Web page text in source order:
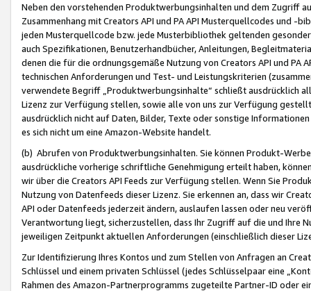
Neben den vorstehenden Produktwerbungsinhalten und dem Zugriff
Zusammenhang mit Creators API und PA API Musterquellcodes und
jeden Musterquellcode bzw. jede Musterbibliothek geltenden
auch Spezifikationen, Benutzerhandbücher, Anleitungen,
denen die für die ordnungsgemäße Nutzung von Creators API und PA
technischen Anforderungen und Test- und Leistungskriterien
verwendete Begriff „Produktwerbungsinhalte“ schließt ausdrücklich
Lizenz zur Verfügung stellen, sowie alle von uns zur Verfügung
ausdrücklich nicht auf Daten, Bilder, Texte oder sonstige
es sich nicht um eine Amazon-Website handelt.
(b) Abrufen von Produktwerbungsinhalten. Sie können Produkt-
ausdrückliche vorherige schriftliche Genehmigung erteilt haben,
wir über die Creators API Feeds zur Verfügung stellen. Wenn Sie
Nutzung von Datenfeeds dieser Lizenz. Sie erkennen an, dass wir
API oder Datenfeeds jederzeit ändern, auslaufen lassen oder neu
Verantwortung liegt, sicherzustellen, dass Ihr Zugriff auf die und Ihre
jeweiligen Zeitpunkt aktuellen Anforderungen (einschließlich dieser
Zur Identifizierung Ihres Kontos und zum Stellen von Anfragen an
Schlüssel und einem privaten Schlüssel (jedes Schlüsselpaar eine
Rahmen des Amazon-Partnerprogramms zugeteilte Partner-ID oder